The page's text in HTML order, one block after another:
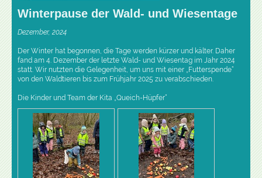
Winterpause der Wald- und Wiesentage
Dezember, 2024
Der Winter hat begonnen, die Tage werden kürzer und kälter. Daher
fand am 4. Dezember der letzte Wald- und Wiesentag im Jahr 2024
statt. Wir nutzten die Gelegenheit, um uns mit einer „Futterspende“
von den Waldtieren bis zum Frühjahr 2025 zu verabschieden.
Die Kinder und Team der Kita „Queich-Hüpfer“